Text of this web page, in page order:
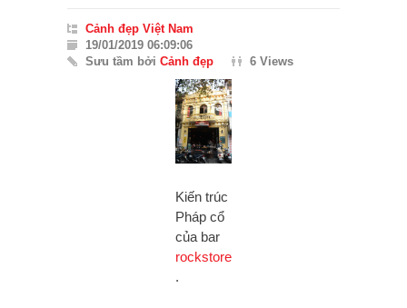
Cảnh đẹp Việt Nam
19/01/2019 06:09:06
Sưu tầm bởi Cảnh đẹp 6 Views
Kiến trúc
Pháp cổ
của bar
rockstore
.